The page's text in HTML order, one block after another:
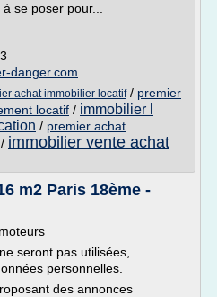
se poser pour...
danger.com
achat immobilier locatif/ premier
locatif / immobilier l
/ premier achat
/ immobilier vente achat
m2 Paris 18ème -
seront pas utilisées,
personnelles.
des annonces